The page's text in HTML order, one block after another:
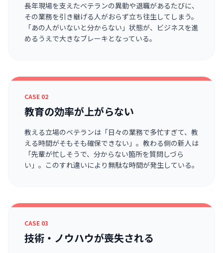
長年現場を支えたベテランの異動や退職があるたびに、
その業務を引き継げる人がおらず立ち往生してしまう。
「あの人がいないと分からない」状態が、ビジネスを進
めるうえで大きなブレーキとなっている。
CASE 02
教育の効率が上がらない
教える立場のベテランは「日々の業務で多忙すぎて、教
える時間がそもそも確保できない」。教わる側の新人は
「先輩が忙しそうで、分からない箇所を質問しづら
い」。このすれ違いにより無駄な時間が発生している。
CASE 03
技術・ノウハウが喪失される